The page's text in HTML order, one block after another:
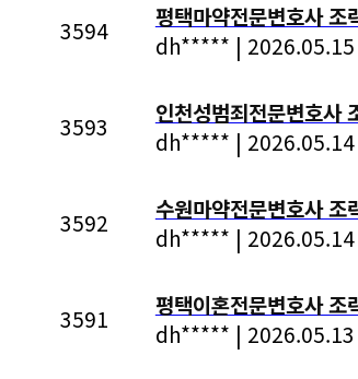
3594
평택마약전문변호사
dh***** | 2026.05.15
3593
인천성범죄전문변호
dh***** | 2026.05.14
3592
수원마약전문변호사
dh***** | 2026.05.14
3591
평택이혼전문변호사
dh***** | 2026.05.13